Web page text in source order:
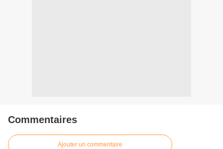
Commentaires
Ajouter un commentaire